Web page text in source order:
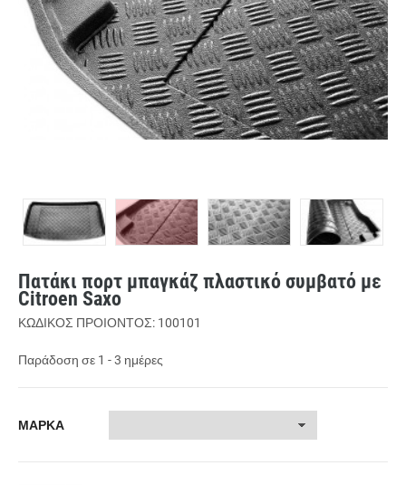
Πατάκι πορτ μπαγκάζ πλαστικό συμβατό με
Citroen Saxo
ΚΩΔΙΚΟΣ ΠΡΟΙΟΝΤΟΣ: 100101
Παράδοση σε 1 - 3 ημέρες
ΜΑΡΚΑ